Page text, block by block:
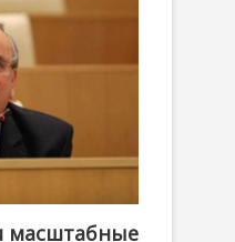
масштабные